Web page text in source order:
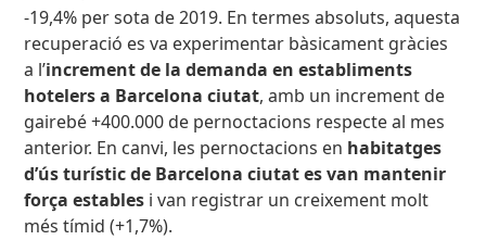
-19,4% per sota de 2019. En termes absoluts, aquesta
recuperació es va experimentar bàsicament gràcies
a l’increment de la demanda en establiments
hotelers a Barcelona ciutat, amb un increment de
gairebé +400.000 de pernoctacions respecte al mes
anterior. En canvi, les pernoctacions en habitatges
d’ús turístic de Barcelona ciutat es van mantenir
força estables i van registrar un creixement molt
més tímid (+1,7%).